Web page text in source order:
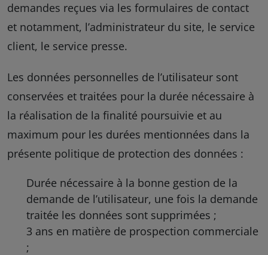
demandes reçues via les formulaires de contact
et notamment, l’administrateur du site, le service
client, le service presse.
Les données personnelles de l’utilisateur sont
conservées et traitées pour la durée nécessaire à
la réalisation de la finalité poursuivie et au
maximum pour les durées mentionnées dans la
présente politique de protection des données :
Durée nécessaire à la bonne gestion de la
demande de l’utilisateur, une fois la demande
traitée les données sont supprimées ;
3 ans en matière de prospection commerciale
;